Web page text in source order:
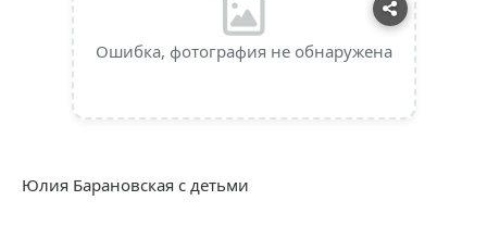
Ошибка, фотография не обнаружена
Юлия Барановская с детьми